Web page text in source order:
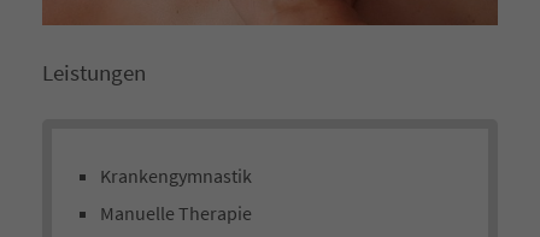
Leistungen
Krankengymnastik
Manuelle Therapie